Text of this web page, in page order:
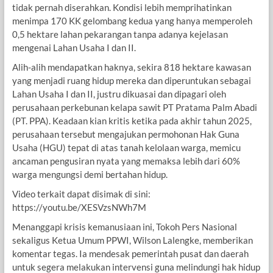
tidak pernah diserahkan. Kondisi lebih memprihatinkan
menimpa 170 KK gelombang kedua yang hanya memperoleh
0,5 hektare lahan pekarangan tanpa adanya kejelasan
mengenai Lahan Usaha I dan II.
Alih-alih mendapatkan haknya, sekira 818 hektare kawasan
yang menjadi ruang hidup mereka dan diperuntukan sebagai
Lahan Usaha I dan II, justru dikuasai dan dipagari oleh
perusahaan perkebunan kelapa sawit PT Pratama Palm Abadi
(PT. PPA). Keadaan kian kritis ketika pada akhir tahun 2025,
perusahaan tersebut mengajukan permohonan Hak Guna
Usaha (HGU) tepat di atas tanah kelolaan warga, memicu
ancaman pengusiran nyata yang memaksa lebih dari 60%
warga mengungsi demi bertahan hidup.
Video terkait dapat disimak di sini:
https://youtu.be/XESVzsNWh7M
Menanggapi krisis kemanusiaan ini, Tokoh Pers Nasional
sekaligus Ketua Umum PPWI, Wilson Lalengke, memberikan
komentar tegas. Ia mendesak pemerintah pusat dan daerah
untuk segera melakukan intervensi guna melindungi hak hidup